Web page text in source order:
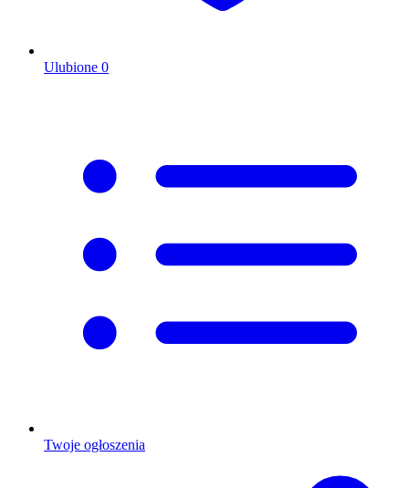
Ulubione 0
Twoje ogłoszenia